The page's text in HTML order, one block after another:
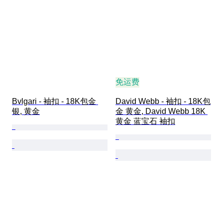
Bvlgari - 袖扣 - 18K包金
银, 黄金
免运费
David Webb - 袖扣 - 18K包
金 黄金, David Webb 18K
黄金 蓝宝石 袖扣